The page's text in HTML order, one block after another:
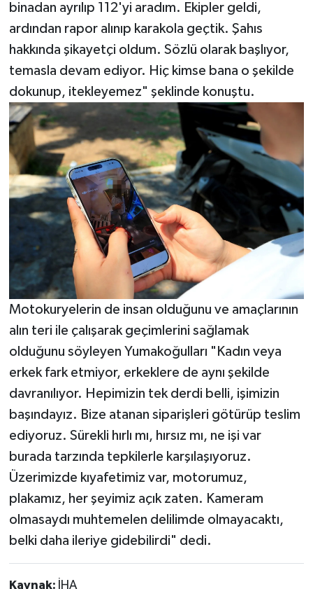
binadan ayrılıp 112'yi aradım. Ekipler geldi,
ardından rapor alınıp karakola geçtik. Şahıs
hakkında şikayetçi oldum. Sözlü olarak başlıyor,
temasla devam ediyor. Hiç kimse bana o şekilde
dokunup, itekleyemez" şeklinde konuştu.
Motokuryelerin de insan olduğunu ve amaçlarının
alın teri ile çalışarak geçimlerini sağlamak
olduğunu söyleyen Yumakoğulları "Kadın veya
erkek fark etmiyor, erkeklere de aynı şekilde
davranılıyor. Hepimizin tek derdi belli, işimizin
başındayız. Bize atanan siparişleri götürüp teslim
ediyoruz. Sürekli hırlı mı, hırsız mı, ne işi var
burada tarzında tepkilerle karşılaşıyoruz.
Üzerimizde kıyafetimiz var, motorumuz,
plakamız, her şeyimiz açık zaten. Kameram
olmasaydı muhtemelen delilimde olmayacaktı,
belki daha ileriye gidebilirdi" dedi.
Kaynak: İHA